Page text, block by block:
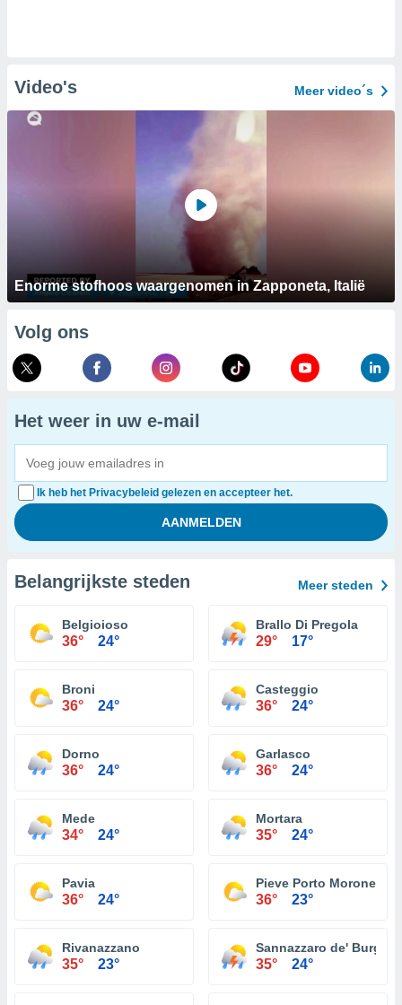
Video's Meer video´s
Enorme stofhoos waargenomen in Zapponeta, Italië
Volg ons
Het weer in uw e-mail
Ik heb het Privacybeleid gelezen en accepteer het.
Belangrijkste steden Meer steden
Belgioioso
36° 24°
Brallo Di Pregola
29° 17°
Broni
36° 24°
Casteggio
36° 24°
Dorno
36° 24°
Garlasco
36° 24°
Mede
34° 24°
Mortara
35° 24°
Pavia
36° 24°
Pieve Porto Morone
36° 23°
Rivanazzano
35° 23°
Sannazzaro de'
35° 24°